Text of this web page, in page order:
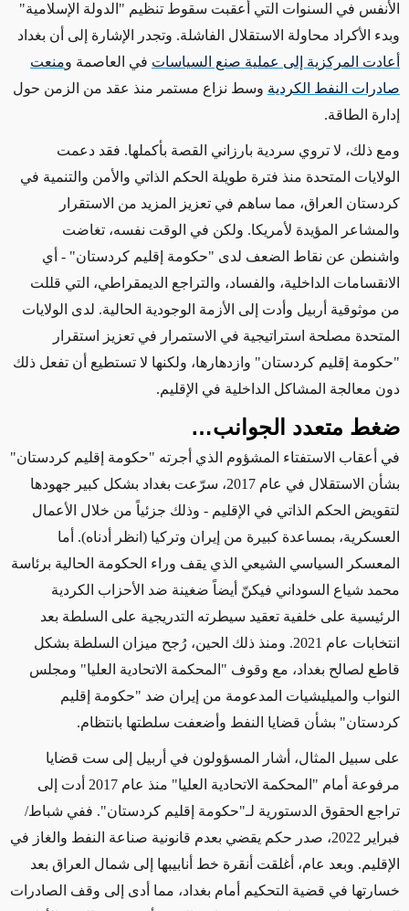
الأنفس في السنوات التي أعقبت سقوط تنظيم "الدولة الإسلامية"
وبدء الأكراد محاولة الاستقلال الفاشلة. وتجدر الإشارة إلى أن بغداد
أعادت المركزية إلى عملية صنع السياسات في العاصمة ومنعت
صادرات النفط الكردية وسط نزاع مستمر منذ عقد من الزمن حول
إدارة الطاقة.
ومع ذلك، لا تروي سردية بارزاني القصة بأكملها. فقد دعمت
الولايات المتحدة منذ فترة طويلة الحكم الذاتي والأمن والتنمية في
كردستان العراق، مما ساهم في تعزيز
المزيد من الاستقرار
والمشاعر
المؤيدة لأمريكا. ولكن في الوقت نفسه، تغاضت
واشنطن عن نقاط الضعف لدى "حكومة إقليم كردستان" - أي
الانقسامات الداخلية، والفساد، والتراجع الديمقراطي، التي قللت
من موثوقية أربيل وأدت إلى الأزمة الوجودية الحالية. لدى الولايات
المتحدة مصلحة استراتيجية في الاستمرار في تعزيز استقرار
"حكومة إقليم كردستان" وازدهارها، ولكنها لا تستطيع أن تفعل ذلك
دون معالجة المشاكل الداخلية في الإقليم.
ضغط متعدد الجوانب…
في أعقاب الاستفتاء المشؤوم الذي أجرته "حكومة إقليم كردستان"
بشأن الاستقلال في عام 2017، سرّعت بغداد بشكل كبير جهودها
لتقويض الحكم الذاتي في الإقليم - وذلك جزئياً من خلال الأعمال
العسكرية، بمساعدة كبيرة من إيران وتركيا (انظر أدناه). أما
المعسكر السياسي الشيعي الذي يقف وراء الحكومة الحالية برئاسة
محمد شياع السوداني فيكنّ أيضاً ضغينة ضد الأحزاب الكردية
الرئيسية على خلفية تعقيد سيطرته التدريجية على السلطة بعد
انتخابات عام 2021. ومنذ ذلك الحين، رُجح ميزان السلطة بشكل
قاطع لصالح بغداد، مع وقوف "المحكمة الاتحادية العليا" ومجلس
النواب والميليشيات المدعومة من إيران ضد "حكومة إقليم
كردستان" بشأن قضايا النفط وأضعفت سلطتها بانتظام.
على سبيل المثال، أشار المسؤولون في أربيل إلى ست قضايا
مرفوعة أمام "المحكمة الاتحادية العليا" منذ عام 2017 أدت إلى
تراجع الحقوق الدستورية لـ"حكومة إقليم كردستان". ففي شباط/
فبراير 2022، صدر حكم يقضي بعدم قانونية صناعة النفط والغاز في
الإقليم. وبعد عام، أغلقت أنقرة خط أنابيبها إلى شمال العراق بعد
خسارتها في قضية التحكيم أمام بغداد، مما أدى إلى وقف الصادرات